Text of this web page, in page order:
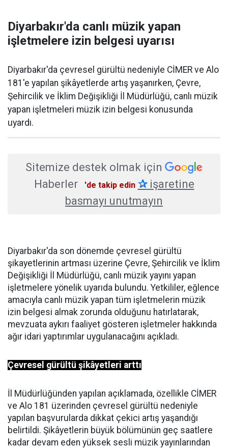
Diyarbakır'da canlı müzik yapan
işletmelere izin belgesi uyarısı
Diyarbakır'da çevresel gürültü nedeniyle CİMER ve Alo
181'e yapılan şikâyetlerde artış yaşanırken, Çevre,
Şehircilik ve İklim Değişikliği İl Müdürlüğü, canlı müzik
yapan işletmeleri müzik izin belgesi konusunda
uyardı.
Sitemize destek olmak için
Haberler
'de takip edin ✰işaretine
basmayı unutmayın
Diyarbakır'da son dönemde çevresel gürültü
şikayetlerinin artması üzerine Çevre, Şehircilik ve İklim
Değişikliği İl Müdürlüğü, canlı müzik yayını yapan
işletmelere yönelik uyarıda bulundu. Yetkililer, eğlence
amacıyla canlı müzik yapan tüm işletmelerin müzik
izin belgesi almak zorunda olduğunu hatırlatarak,
mevzuata aykırı faaliyet gösteren işletmeler hakkında
ağır idari yaptırımlar uygulanacağını açıkladı.
Çevresel gürültü şikâyetleri arttı
İl Müdürlüğünden yapılan açıklamada, özellikle CİMER
ve Alo 181 üzerinden çevresel gürültü nedeniyle
yapılan başvurularda dikkat çekici artış yaşandığı
belirtildi. Şikâyetlerin büyük bölümünün geç saatlere
kadar devam eden yüksek sesli müzik yayınlarından